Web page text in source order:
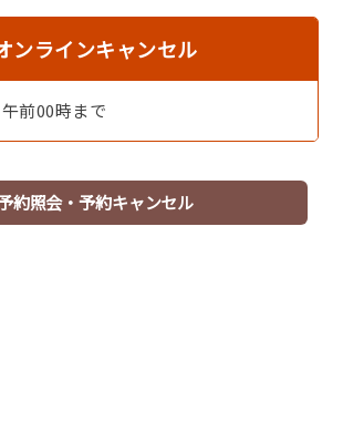
当館は個室でのお食事となりますので、
ンラインキャンセル
前00時まで
約照会・予約キャンセル